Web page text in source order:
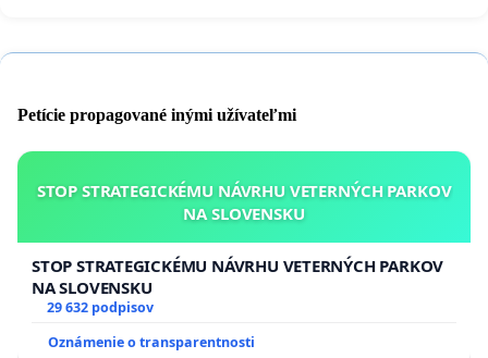
Petície propagované inými užívateľmi
STOP STRATEGICKÉMU NÁVRHU VETERNÝCH PARKOV
NA SLOVENSKU
STOP STRATEGICKÉMU NÁVRHU VETERNÝCH PARKOV
NA SLOVENSKU
29 632 podpisov
Oznámenie o transparentnosti